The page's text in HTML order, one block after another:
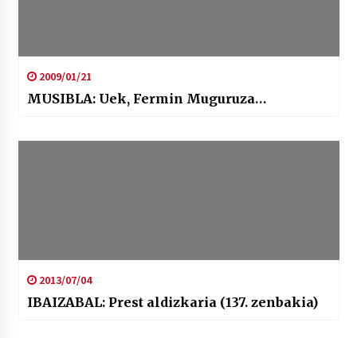
2009/01/21
MUSIBLA: Uek, Fermin Muguruza…
2013/07/04
IBAIZABAL: Prest aldizkaria (137. zenbakia)